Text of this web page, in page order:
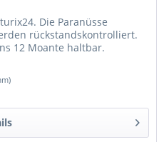
Die Paranüsse
rückstandskontrolliert.
12 Moante haltbar.